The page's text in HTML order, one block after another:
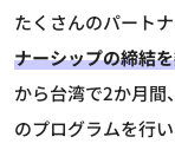
たくさんのパート
ナーシップの締結
から台湾で2か月間
のプログラムを行